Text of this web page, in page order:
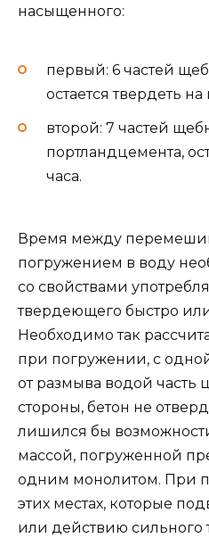
насыщенного:
первый: 6 частей
остается твердеть на
второй: 7 частей
портландцемента,
часа.
Время между
погружением в воду
со свойствами
твердеющего быстро
Необходимо так
при погружении, с
от размыва водой часть
стороны, бетон не
лишился бы
массой, погруженной
одним монолитом. При
этих местах, которые
или действию сильного